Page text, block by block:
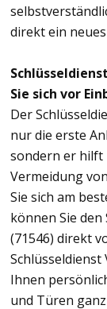
direkt ein
Sie sich vor
Der
nur die erste
sondern er hilft
Vermeidung
Sie sich am
können Sie
(71546) direkt
Ihnen
und Türen